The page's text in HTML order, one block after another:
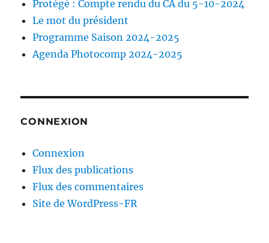
Protégé : Compte rendu du CA du 5-10-2024
Le mot du président
Programme Saison 2024-2025
Agenda Photocomp 2024-2025
CONNEXION
Connexion
Flux des publications
Flux des commentaires
Site de WordPress-FR